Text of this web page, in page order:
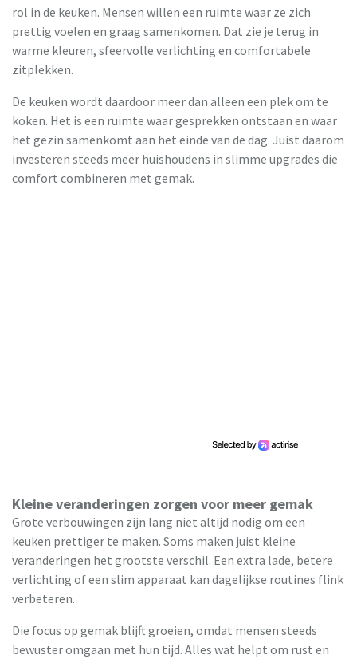
rol in de keuken. Mensen willen een ruimte waar ze zich
prettig voelen en graag samenkomen. Dat zie je terug in
warme kleuren, sfeervolle verlichting en comfortabele
zitplekken.
De keuken wordt daardoor meer dan alleen een plek om te
koken. Het is een ruimte waar gesprekken ontstaan en waar
het gezin samenkomt aan het einde van de dag. Juist daarom
investeren steeds meer huishoudens in slimme upgrades die
comfort combineren met gemak.
Kleine veranderingen zorgen voor meer gemak
Grote verbouwingen zijn lang niet altijd nodig om een
keuken prettiger te maken. Soms maken juist kleine
veranderingen het grootste verschil. Een extra lade, betere
verlichting of een slim apparaat kan dagelijkse routines flink
verbeteren.
Die focus op gemak blijft groeien, omdat mensen steeds
bewuster omgaan met hun tijd. Alles wat helpt om rust en